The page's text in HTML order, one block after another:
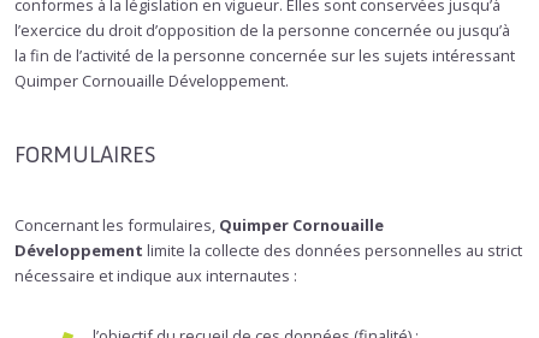
conformes à la législation en vigueur. Elles sont conservées jusqu’à
l’exercice du droit d’opposition de la personne concernée ou jusqu’à
la fin de l’activité de la personne concernée sur les sujets intéressant
Quimper Cornouaille Développement.
FORMULAIRES
Concernant les formulaires, Quimper Cornouaille
Développement limite la collecte des données personnelles au strict
nécessaire et indique aux internautes :